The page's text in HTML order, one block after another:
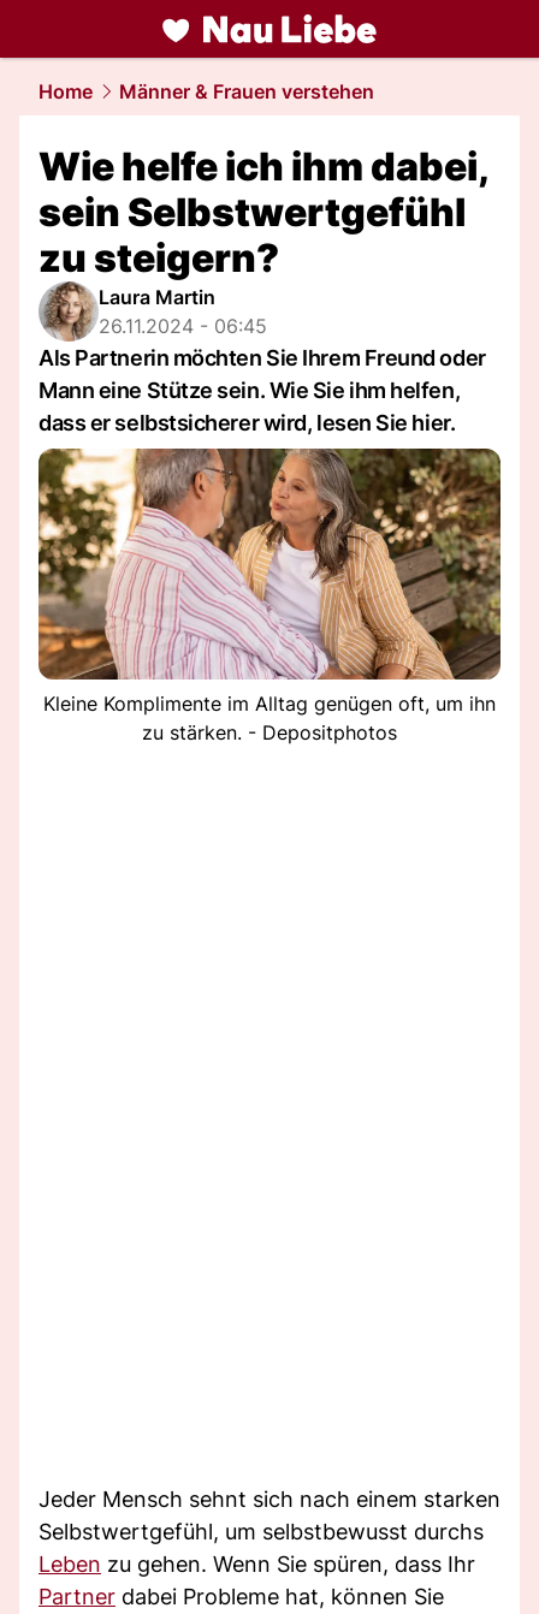
liebe.NAU.ch
Home Männer & Frauen verstehen
Wie helfe ich ihm dabei,
sein Selbstwertgefühl
zu steigern?
Laura Martin
26.11.2024 - 06:45
Als Partnerin möchten Sie Ihrem Freund oder
Mann eine Stütze sein. Wie Sie ihm helfen,
dass er selbstsicherer wird, lesen Sie hier.
Kleine Komplimente im Alltag genügen oft, um ihn
zu stärken. - Depositphotos
Jeder Mensch sehnt sich nach einem starken
Selbstwertgefühl, um selbstbewusst durchs
Leben zu gehen. Wenn Sie spüren, dass Ihr
Partner dabei Probleme hat, können Sie